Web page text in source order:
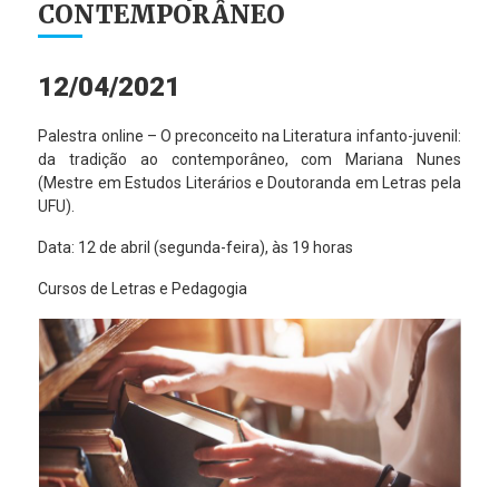
CONTEMPORÂNEO
12/04/2021
Palestra online – O preconceito na Literatura infanto-juvenil:
da tradição ao contemporâneo, com Mariana Nunes
(Mestre em Estudos Literários e Doutoranda em Letras pela
UFU).
Data: 12 de abril (segunda-feira), às 19 horas
Cursos de Letras e Pedagogia